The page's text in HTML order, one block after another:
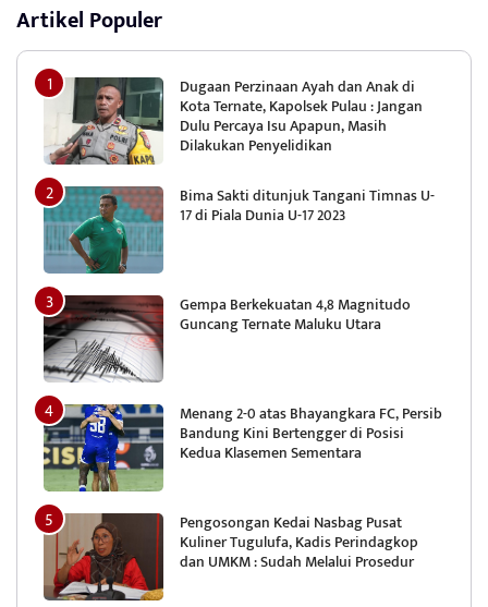
Artikel Populer
Dugaan Perzinaan Ayah dan Anak di
Kota Ternate, Kapolsek Pulau : Jangan
Dulu Percaya Isu Apapun, Masih
Dilakukan Penyelidikan
Bima Sakti ditunjuk Tangani Timnas U-
17 di Piala Dunia U-17 2023
Gempa Berkekuatan 4,8 Magnitudo
Guncang Ternate Maluku Utara
Menang 2-0 atas Bhayangkara FC, Persib
Bandung Kini Bertengger di Posisi
Kedua Klasemen Sementara
Pengosongan Kedai Nasbag Pusat
Kuliner Tugulufa, Kadis Perindagkop
dan UMKM : Sudah Melalui Prosedur